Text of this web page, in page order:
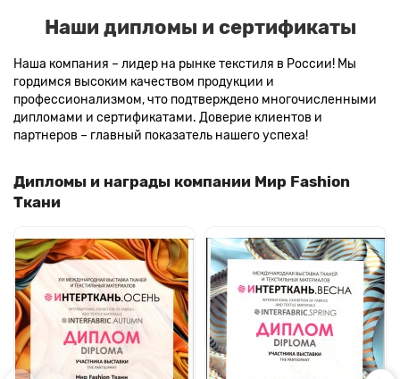
Наши дипломы и сертификаты
Наша компания – лидер на рынке текстиля в России! Мы
гордимся высоким качеством продукции и
профессионализмом, что подтверждено многочисленными
дипломами и сертификатами. Доверие клиентов и
партнеров – главный показатель нашего успеха!
Дипломы и награды компании Мир Fashion
Ткани